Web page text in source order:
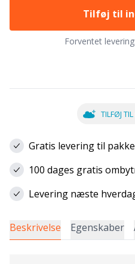
Tilføj til
Forventet
TILFØJ
Gratis levering til
100 dages gratis
Levering næste
Beskrivelse Egenskaber